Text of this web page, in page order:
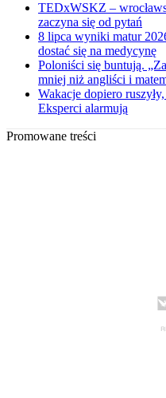
TEDxWSKZ –
zaczyna się od pytań
8 lipca wyniki matur
dostać się na medycynę
Poloniści się buntują.
mniej niż angliści i
Wakacje dopiero
Eksperci alarmują
Promowane treści